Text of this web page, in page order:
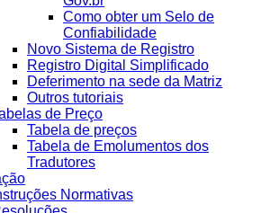
Como obter um Selo de
Confiabilidade
Novo Sistema de Registro
Registro Digital Simplificado
Deferimento na sede da Matriz
Outros tutoriais
de Preço
Tabela de preços
Tabela de Emolumentos dos
Tradutores
Normativas